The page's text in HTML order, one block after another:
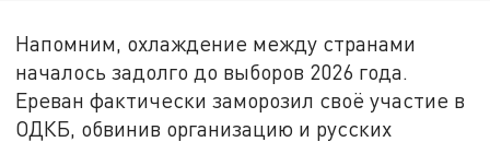
Напомним, охлаждение между странами
началось задолго до выборов 2026 года.
Ереван фактически заморозил своё участие в
ОДКБ, обвинив организацию и русских